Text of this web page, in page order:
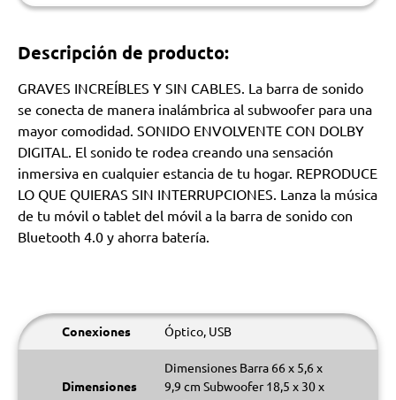
Descripción de producto:
GRAVES INCREÍBLES Y SIN CABLES. La barra de sonido
se conecta de manera inalámbrica al subwoofer para una
mayor comodidad. SONIDO ENVOLVENTE CON DOLBY
DIGITAL. El sonido te rodea creando una sensación
inmersiva en cualquier estancia de tu hogar. REPRODUCE
LO QUE QUIERAS SIN INTERRUPCIONES. Lanza la música
de tu móvil o tablet del móvil a la barra de sonido con
Bluetooth 4.0 y ahorra batería.
Conexiones Óptico, USB
Dimensiones
Dimensiones Barra 66 x 5,6 x
9,9 cm Subwoofer 18,5 x 30 x